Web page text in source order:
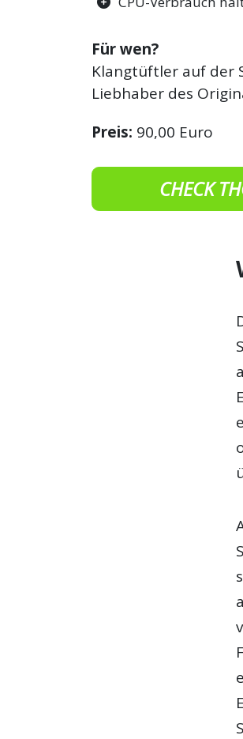
Für wen?
Klangtüftler auf der
Liebhaber des
Preis: 90,00 Euro
CHECK